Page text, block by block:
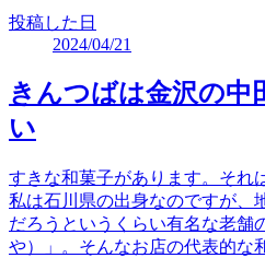
投稿した日
2024/04/21
きんつばは金沢の中
い
すきな和菓子があります。それ
私は石川県の出身なのですが、
だろうというくらい有名な老舗
や）」。そんなお店の代表的な